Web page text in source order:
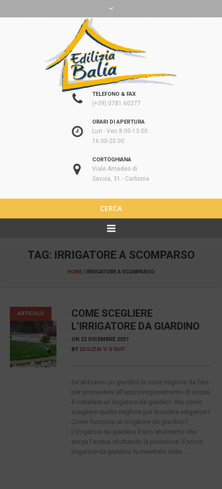
TELEFONO & FAX
(+39) 0781 60277
ORARI DI APERTURA
Lun - Ven 8:00-13:00
16:00-20:00
CORTOGHIANA
Viale Amedeo di
Savoia, 31 - Carbonia
CERCA
TAG: IRRIGATORE A SCOMPARSO
HOME/ IRRIGATORE A SCOMPARSO
ARTICOLO
COME SCEGLIERE
L’IRRIGATORE DA GIARDINO
ON 22 DICEMBRE 2021
BY EDILIZIA V-STAFF
Se abbiamo un giardino la cosa migliore da fare
per provvedere all’approvvigionamento di acqua
è installare un irrigatore da giardino. Ma come
scegliere quello migliore per le nostre esigenze?
Come funziona un irrigatore da giardino?
L’irrigatore da giardino è uno strumento che
eroga l’acqua sfruttando la pressione. Il primo
irrigatore da giardino fu inventato dalla...